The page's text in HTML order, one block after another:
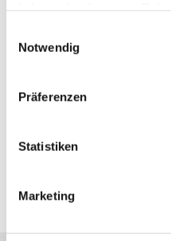
Notwendig
Präferenzen
Statistiken
Marketing
Standort: